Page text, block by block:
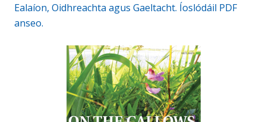
Ealaíon, Oidhreachta agus Gaeltacht. Íoslódáil PDF
anseo.